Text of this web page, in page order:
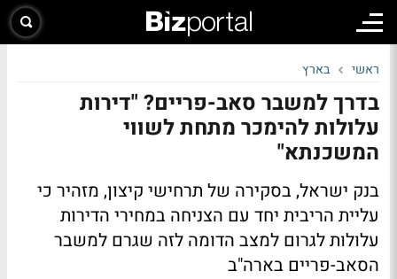
ראשי בארץ
בדרך למשבר סאב-פריים? "דירות
עלולות להימכר מתחת לשווי
המשכנתא"
בנק ישראל, בסקירה של תרחישי קיצון, מזהיר כי
עליית הריבית יחד עם הצניחה במחירי הדירות
עלולות לגרום למצב הדומה לזה שגרם למשבר
הסאב-פריים בארה"ב